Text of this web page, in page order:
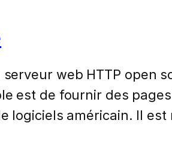
serveur web HTTP open
est de fournir des
logiciels américain. Il